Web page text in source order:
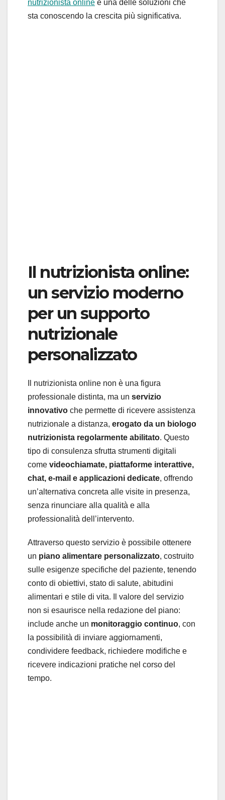
nutrizionista online è una delle soluzioni che
sta conoscendo la crescita più significativa.
Il nutrizionista online:
un servizio moderno
per un supporto
nutrizionale
personalizzato
Il nutrizionista online non è una figura
professionale distinta, ma un servizio
innovativo che permette di ricevere assistenza
nutrizionale a distanza, erogato da un biologo
nutrizionista regolarmente abilitato. Questo
tipo di consulenza sfrutta strumenti digitali
come videochiamate, piattaforme interattive,
chat, e-mail e applicazioni dedicate, offrendo
un’alternativa concreta alle visite in presenza,
senza rinunciare alla qualità e alla
professionalità dell’intervento.
Attraverso questo servizio è possibile ottenere
un piano alimentare personalizzato, costruito
sulle esigenze specifiche del paziente, tenendo
conto di obiettivi, stato di salute, abitudini
alimentari e stile di vita. Il valore del servizio
non si esaurisce nella redazione del piano:
include anche un monitoraggio continuo, con
la possibilità di inviare aggiornamenti,
condividere feedback, richiedere modifiche e
ricevere indicazioni pratiche nel corso del
tempo.